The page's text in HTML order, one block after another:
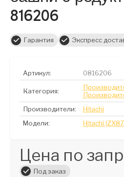
816206
Гарантия Экспресс
Артикул: 0816206
Категория:
Производители:
Hitachi
Модели:
Hitachi
Цена по
Под заказ